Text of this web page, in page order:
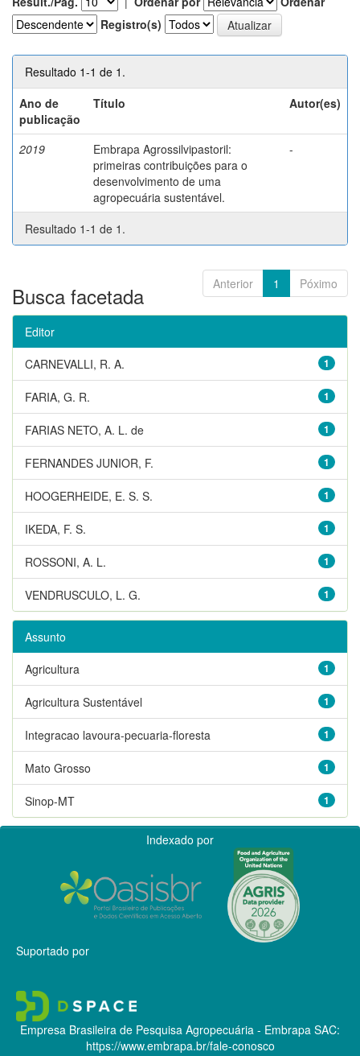
Registro(s)
Resultado 1-1 de 1.
Ano de
publicação
Título Autor(es)
2019
Embrapa Agrossilvipastoril:
primeiras contribuições para o
desenvolvimento de uma
agropecuária sustentável.
-
Resultado 1-1 de 1.
Anterior 1 Póximo
Busca facetada
Editor
1
CARNEVALLI, R. A.
1
FARIA, G. R.
1
FARIAS NETO, A. L. de
1
FERNANDES JUNIOR, F.
1
HOOGERHEIDE, E. S. S.
1
IKEDA, F. S.
1
ROSSONI, A. L.
1
VENDRUSCULO, L. G.
Assunto
1
Agricultura
1
Agricultura Sustentável
1
Integracao lavoura-pecuaria-floresta
1
Mato Grosso
1
Sinop-MT
Indexado por
Suportado por
Empresa Brasileira de Pesquisa Agropecuária - Embrapa SAC:
https://www.embrapa.br/fale-conosco